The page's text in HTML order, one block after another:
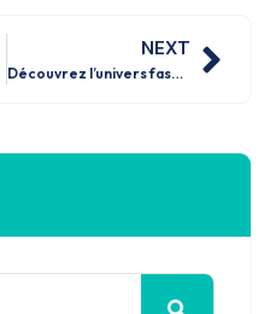
NEXT
Découvrez l’univers fascinant des pin-up : guide ultime pour les passionnés